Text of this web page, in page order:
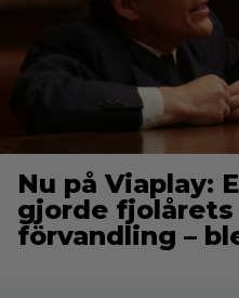
Nu på Viaplay:
gjorde fjolårets
förvandling –